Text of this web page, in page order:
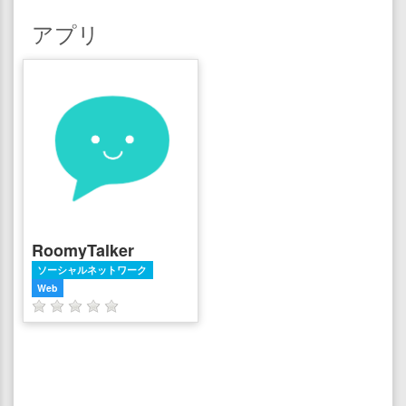
アプリ
RoomyTalker
ソーシャルネットワーク
Web